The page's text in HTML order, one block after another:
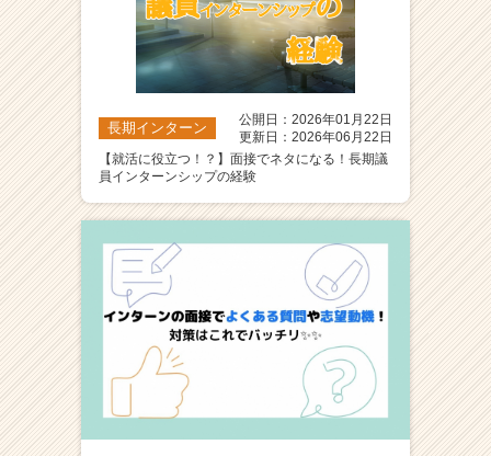
就
活
サ
イ
チ
キ
リ
ア
e
e
r
C
a
長期インターン
公開日：2026年01月22日
更新日：2026年06月22日
【就活に役立つ！？】面接でネタになる！長期議
員インターンシップの経験